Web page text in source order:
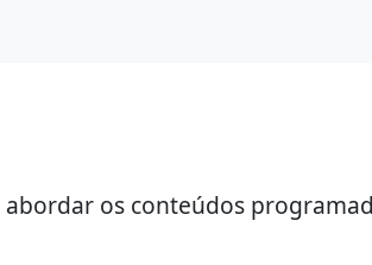
os conteúdos